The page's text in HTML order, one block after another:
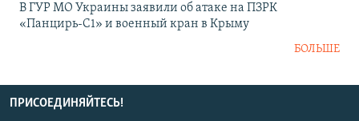
В ГУР МО Украины заявили об атаке на ПЗРК
«Панцирь-С1» и военный кран в Крыму
БОЛЬШЕ
ПРИСОЕДИНЯЙТЕСЬ!